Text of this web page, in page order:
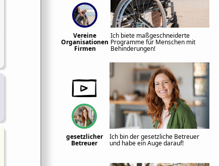
Vereine
Organisationen
Firmen
Ich biete maßgeschneiderte
Programme für Menschen mit
Behinderungen!
gesetzlicher
Betreuer
Ich bin der gesetzliche Betreuer
und habe ein Auge darauf!